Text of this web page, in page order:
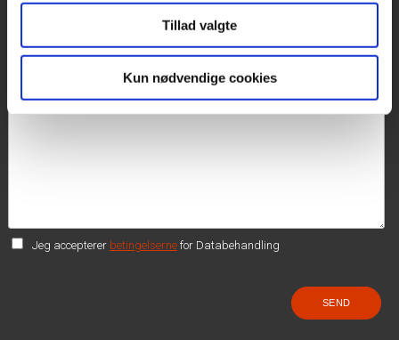
Tillad valgte
Kun nødvendige cookies
Jeg accepterer betingelsernefor Databehandling